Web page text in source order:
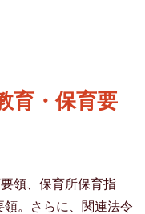
育・保育要
領、保育所保育指
。さらに、関連法令